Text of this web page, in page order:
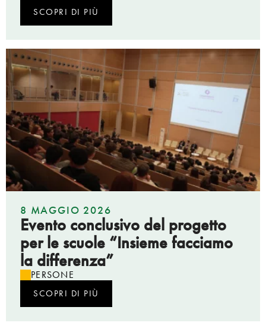
SCOPRI DI PIÙ
8 MAGGIO 2026
Evento conclusivo del progetto
per le scuole “Insieme facciamo
la differenza”
PERSONE
SCOPRI DI PIÙ